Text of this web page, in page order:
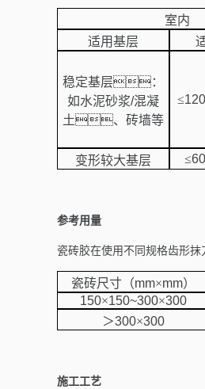
室内
适用基层
稳定基层：
如水泥砂浆/混凝
土、砖墙等
≤
变形较大基层
≤
参考用量
瓷砖胶在使用不同规格齿形
瓷砖尺寸（mm×mm）
150×150~300×300
＞300×300
施工工艺